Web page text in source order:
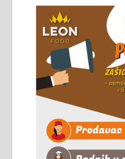
информација
стовариште у
Горког 26 сваког
8 до 15 часова. 063/
Чистим све
061/32-13-445